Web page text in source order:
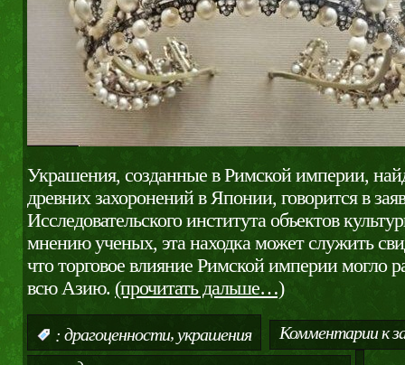
Украшения, созданные в Римской империи,
древних захоронений в Японии, говорится в
Исследовательского института объектов
мнению ученых, эта находка может служить
что торговое влияние Римской империи могло
всю Азию. (прочитать дальше…)
: драгоценности,украшения Комментариик